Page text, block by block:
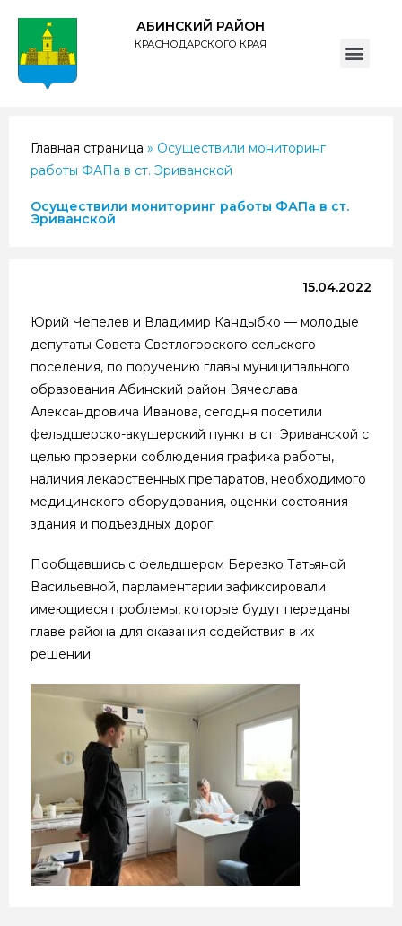
АБИНСКИЙ РАЙОН
КРАСНОДАРСКОГО КРАЯ
Главная страница » Осуществили мониторинг
работы ФАПа в ст. Эриванской
Осуществили мониторинг работы ФАПа в ст.
Эриванской
15.04.2022
Юрий Чепелев и Владимир Кандыбко — молодые
депутаты Совета Светлогорского сельского
поселения, по поручению главы муниципального
образования Абинский район Вячеслава
Александровича Иванова, сегодня посетили
фельдшерско-акушерский пункт в ст. Эриванской с
целью проверки соблюдения графика работы,
наличия лекарственных препаратов, необходимого
медицинского оборудования, оценки состояния
здания и подъездных дорог.
Пообщавшись с фельдшером Березко Татьяной
Васильевной, парламентарии зафиксировали
имеющиеся проблемы, которые будут переданы
главе района для оказания содействия в их
решении.